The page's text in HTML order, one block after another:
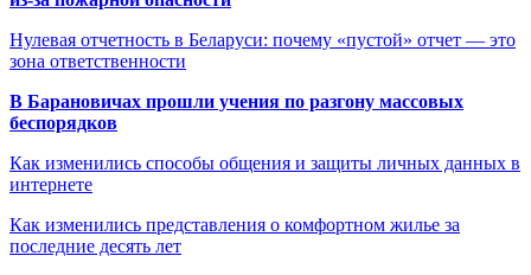
Нулевая отчетность в Беларуси: почему «пустой» отчет — это
зона ответственности
В Барановичах прошли учения по разгону массовых
беспорядков
Как изменились способы общения и защиты личных данных в
интернете
Как изменились представления о комфортном жилье за
последние десять лет